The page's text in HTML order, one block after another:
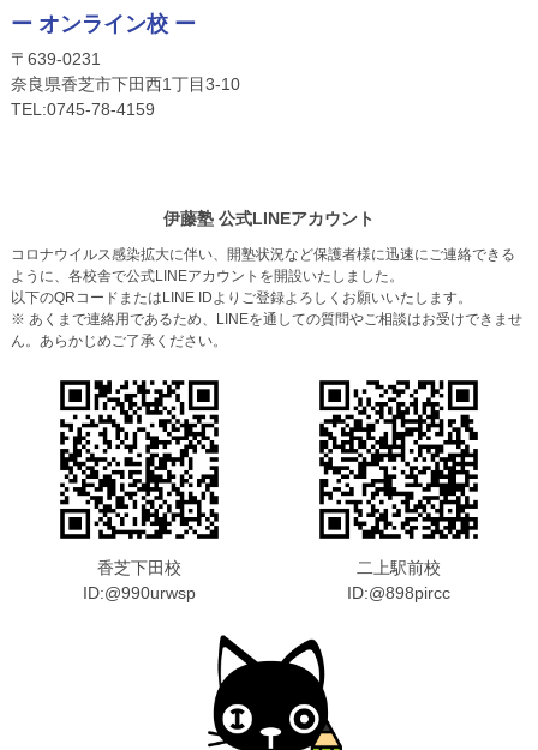
ー オンライン校 ー
〒639-0231
奈良県香芝市下田西1丁目3-10
TEL:0745-78-4159
伊藤塾 公式LINEアカウント
コロナウイルス感染拡大に伴い、開塾状況など保護者様に迅速にご連絡できる
ように、各校舎で公式LINEアカウントを開設いたしました。
以下のQRコードまたはLINE IDよりご登録よろしくお願いいたします。
※ あくまで連絡用であるため、LINEを通しての質問やご相談はお受けできませ
ん。あらかじめご了承ください。
香芝下田校
ID:@990urwsp
二上駅前校
ID:@898pircc